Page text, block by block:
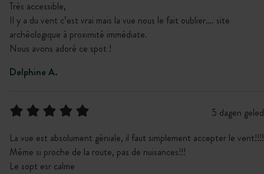
Très accessible,
Il y a du vent c’est vrai mais la vue nous le fait oublier…. site
archéologique à proximité immédiate.
Nous avons adoré ce spot !
Delphine A.
5 dagen
La vue est absolument géniale, il faut simplement accepter le vent!!!!
Même si proche de la route, pas de nuisances!!!
Le sopt esr calme